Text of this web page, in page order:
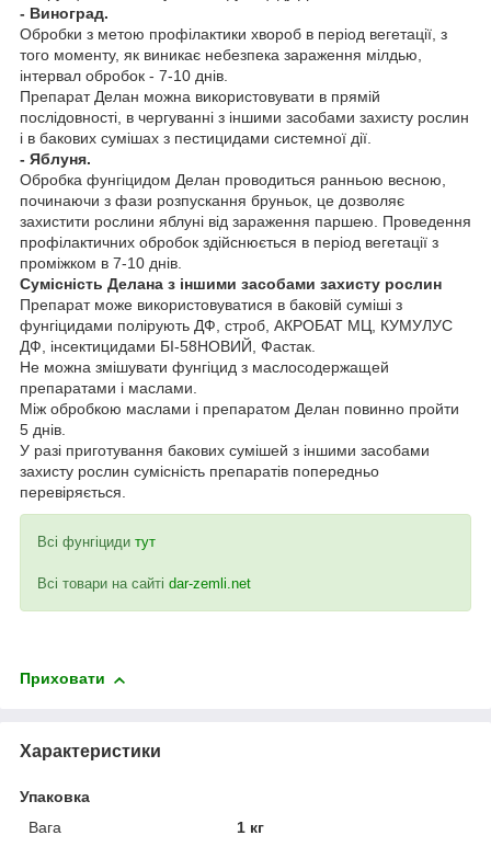
- Виноград.
Обробки з метою профілактики хвороб в період вегетації, з
того моменту, як виникає небезпека зараження мілдью,
інтервал обробок - 7-10 днів.
Препарат Делан можна використовувати в прямій
послідовності, в чергуванні з іншими засобами захисту рослин
і в бакових сумішах з пестицидами системної дії.
- Яблуня.
Обробка фунгіцидом Делан проводиться ранньою весною,
починаючи з фази розпускання бруньок, це дозволяє
захистити рослини яблуні від зараження паршею. Проведення
профілактичних обробок здійснюється в період вегетації з
проміжком в 7-10 днів.
Сумісність Делана з іншими засобами захисту рослин
Препарат може використовуватися в баковій суміші з
фунгіцидами полірують ДФ, строб, АКРОБАТ МЦ, КУМУЛУС
ДФ, інсектицидами БІ-58НОВИЙ, Фастак.
Не можна змішувати фунгіцид з маслосодержащей
препаратами і маслами.
Між обробкою маслами і препаратом Делан повинно пройти
5 днів.
У разі приготування бакових сумішей з іншими засобами
захисту рослин сумісність препаратів попередньо
перевіряється.
Всі фунгіциди тут
Всі товари на сайті dar-zemli.net
Приховати
Характеристики
Упаковка
Вага
1 кг